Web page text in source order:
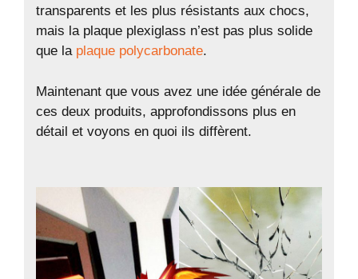
transparents et les plus résistants aux chocs,
mais la plaque plexiglass n’est pas plus solide
que la plaque polycarbonate.
Maintenant que vous avez une idée générale de
ces deux produits, approfondissons plus en
détail et voyons en quoi ils diffèrent.